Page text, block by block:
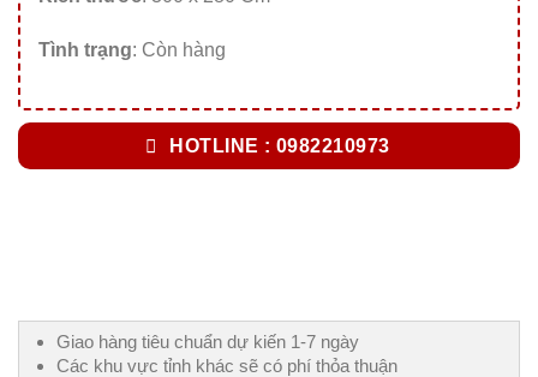
Tình trạng: Còn hàng
HOTLINE : 0982210973
Giao hàng tiêu chuẩn dự kiến 1-7 ngày
Các khu vực tỉnh khác sẽ có phí thỏa thuận